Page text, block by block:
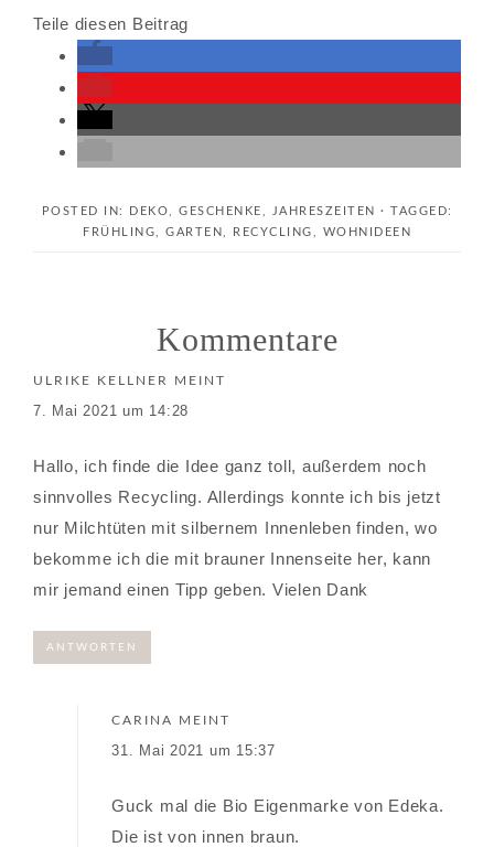
Teile diesen Beitrag
POSTED IN: DEKO GESCHENKE JAHRESZEITEN
· TAGGED:
FRÜHLING
GARTEN RECYCLING WOHNIDEEN
Kommentare
ULRIKE KELLNER MEINT
7. Mai 2021 um 14:28
Hallo, ich finde die Idee ganz toll, außerdem noch
sinnvolles Recycling. Allerdings konnte ich bis jetzt
nur Milchtüten mit silbernem Innenleben finden, wo
bekomme ich die mit brauner Innenseite her, kann
mir jemand einen Tipp geben. Vielen Dank
ANTWORTEN
CARINA MEINT
31. Mai 2021 um 15:37
Guck mal die Bio Eigenmarke von Edeka.
Die ist von innen braun.